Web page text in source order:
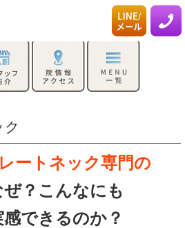
ートネック専門の
ぜ？こんなにも
感できるのか？